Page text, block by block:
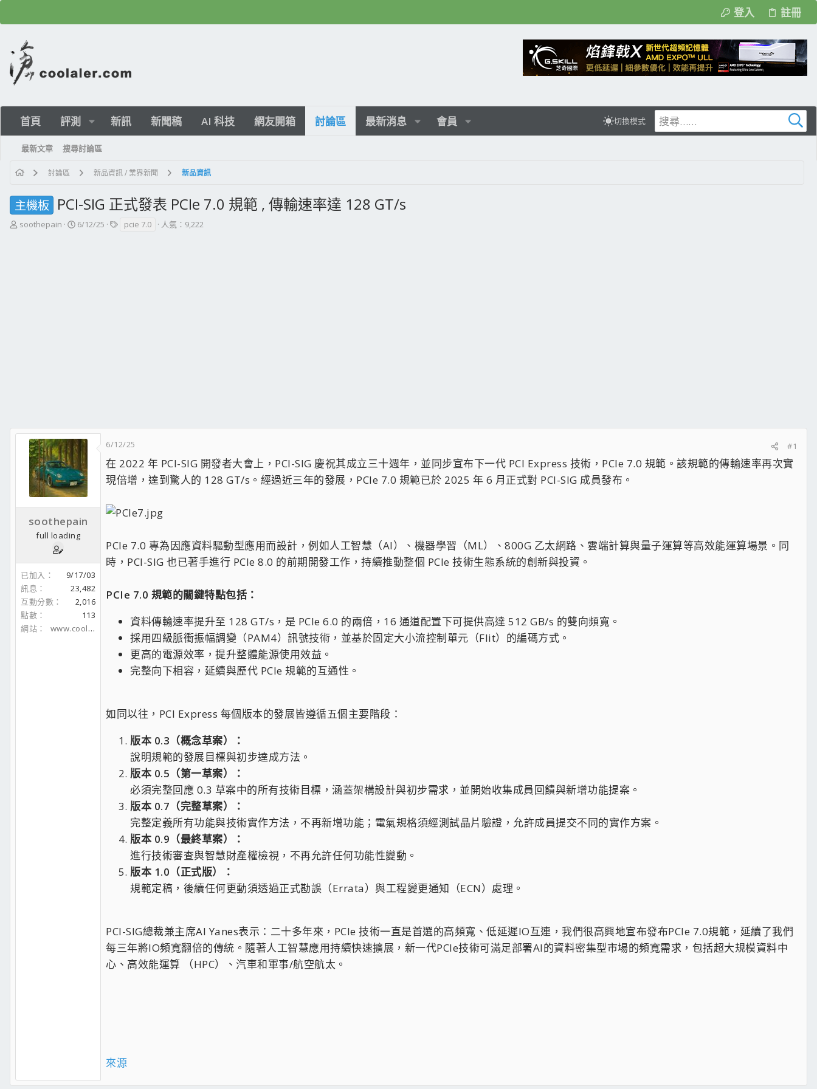
登入 註冊
首頁 評測 新訊 新聞稿 AI 科技 網友開箱 討論區 最新消息 會員 切換模式
最新文章 搜尋討論區
討論區 新品資訊 / 業界新聞 新品資訊
主機板 PCI-SIG 正式發表 PCIe 7.0 規範 , 傳輸速率達 128 GT/s
主
soothepain
開
6/12/25
標pcie 7.0 人氣：9,222
soothepain
full loading
已加入
9/17/03
訊息
23,482
互動分數
2,016
點數
113
網站
www.coolaler.com
6/12/25 #1
在 2022 年 PCI-SIG 開發者大會上，PCI-SIG 慶祝其成立三十週年，並同步宣布下一代 PCI Express 技術，PCIe 7.0 規範。該規範的傳輸速率再次實
現倍增，達到驚人的 128 GT/s。經過近三年的發展，PCIe 7.0 規範已於 2025 年 6 月正式對 PCI-SIG 成員發布。
PCIe 7.0 專為因應資料驅動型應用而設計，例如人工智慧（AI）、機器學習（ML）、800G 乙太網路、雲端計算與量子運算等高效能運算場景。同
時，PCI-SIG 也已著手進行 PCIe 8.0 的前期開發工作，持續推動整個 PCIe 技術生態系統的創新與投資。
PCIe 7.0 規範的關鍵特點包括：
資料傳輸速率提升至 128 GT/s，是 PCIe 6.0 的兩倍，16 通道配置下可提供高達 512 GB/s 的雙向頻寬。
採用四級脈衝振幅調變（PAM4）訊號技術，並基於固定大小流控制單元（Flit）的編碼方式。
更高的電源效率，提升整體能源使用效益。
完整向下相容，延續與歷代 PCIe 規範的互通性。
如同以往，PCI Express 每個版本的發展皆遵循五個主要階段：
版本 0.3（概念草案）：
說明規範的發展目標與初步達成方法。
版本 0.5（第一草案）：
必須完整回應 0.3 草案中的所有技術目標，涵蓋架構設計與初步需求，並開始收集成員回饋與新增功能提案。
版本 0.7（完整草案）：
完整定義所有功能與技術實作方法，不再新增功能；電氣規格須經測試晶片驗證，允許成員提交不同的實作方案。
版本 0.9（最終草案）：
進行技術審查與智慧財產權檢視，不再允許任何功能性變動。
版本 1.0（正式版）：
規範定稿，後續任何更動須透過正式勘誤（Errata）與工程變更通知（ECN）處理。
PCI-SIG總裁兼主席Al Yanes表示：二十多年來，PCIe 技術一直是首選的高頻寬、低延遲IO互連，我們很高興地宣布發布PCIe 7.0規範，延續了我們
每三年將IO頻寬翻倍的傳統。隨著人工智慧應用持續快速擴展，新一代PCIe技術可滿足部署AI的資料密集型市場的頻寬需求，包括超大規模資料中
心、高效能運算 （HPC）、汽車和軍事/航空航太。
來源